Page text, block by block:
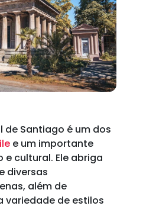
de Santiago é um dos
e um importante
cultural. Ele abriga
diversas
além de
variedade de estilos